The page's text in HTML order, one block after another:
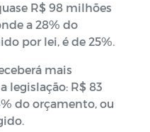
R$ 98 milhões
a 28% do
por lei, é de 25%.
mais
legislação: R$ 83
do orçamento, ou